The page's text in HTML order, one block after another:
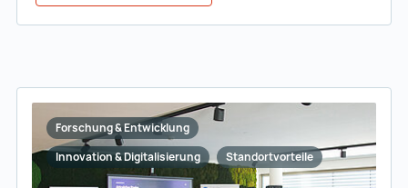
Forschung & Entwicklung
Innovation & Digitalisierung
Standortvorteile